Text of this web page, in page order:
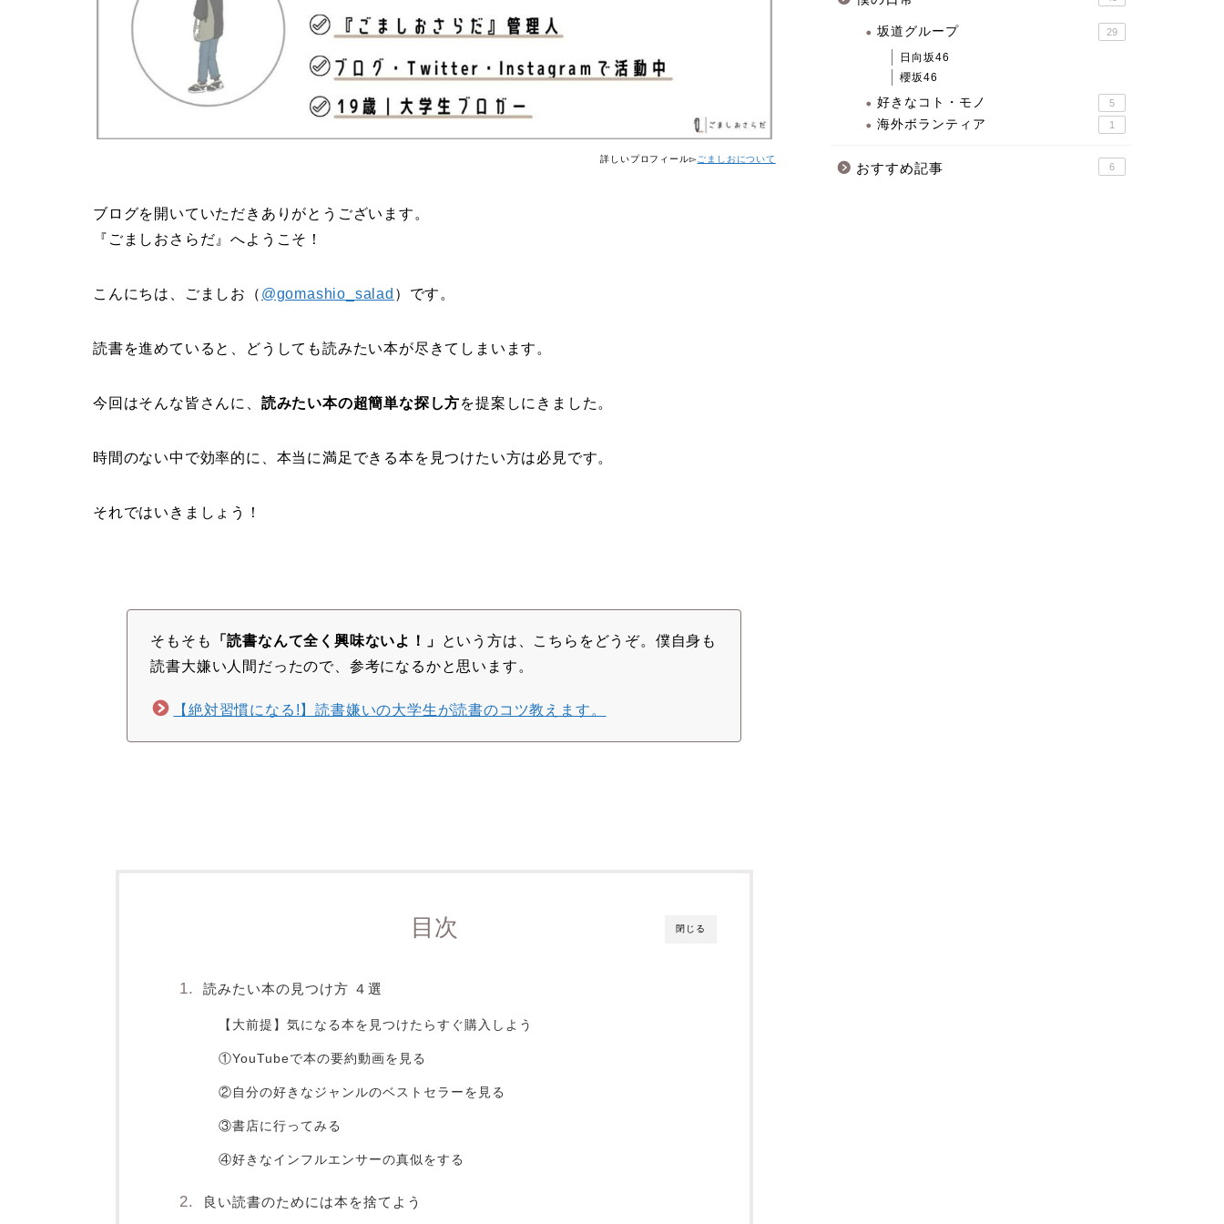
詳しいプロフィール▻ごましおについて
ブログを開いていただきありがとうございます。
『ごましおさらだ』へようこそ！
こんにちは、ごましお（ @gomashio_salad ）です。
読書を進めていると、どうしても読みたい本が尽きてしまいます。
今回はそんな皆さんに、 読みたい本の超簡単な探し方を提案しにきました。
時間のない中で効率的に、本当に満足できる本を見つけたい方は必見です。
それではいきましょう！
そもそも 「読書なんて全く興味ないよ！」
という方は、こちらをどうぞ。僕自身も
読書大嫌い人間だったので、参考になるかと思います。
【絶対習慣になる!】読書嫌いの大学生が読書のコツ教えます。
閉じる
目次
読みたい本の見つけ方 ４選
【大前提】気になる本を見つけたらすぐ購入しよう
①YouTubeで本の要約動画を見る
②自分の好きなジャンルのベストセラーを見る
③書店に行ってみる
④好きなインフルエンサーの真似をする
良い読書のためには本を捨てよう
坂道グループ 29
日向坂46
櫻坂46
好きなコト・モノ 5
海外ボランティア 1
おすすめ記事 6